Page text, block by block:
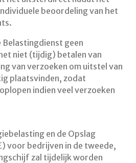
beoordeling van het
Belastingdienst geen
niet (tijdig) betalen van
van verzoeken om uitstel van
plaatsvinden, zodat
indien veel verzoeken
en de Opslag
voor bedrijven in de tweede,
zal tijdelijk worden